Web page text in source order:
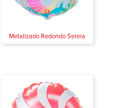
Metalizado Redondo Sereia